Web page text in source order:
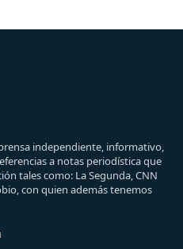
independiente, informativo,
a notas periodística que
tales como: La Segunda, CNN
con quien además tenemos